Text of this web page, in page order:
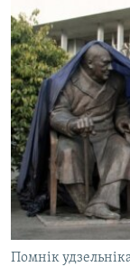
Помнік